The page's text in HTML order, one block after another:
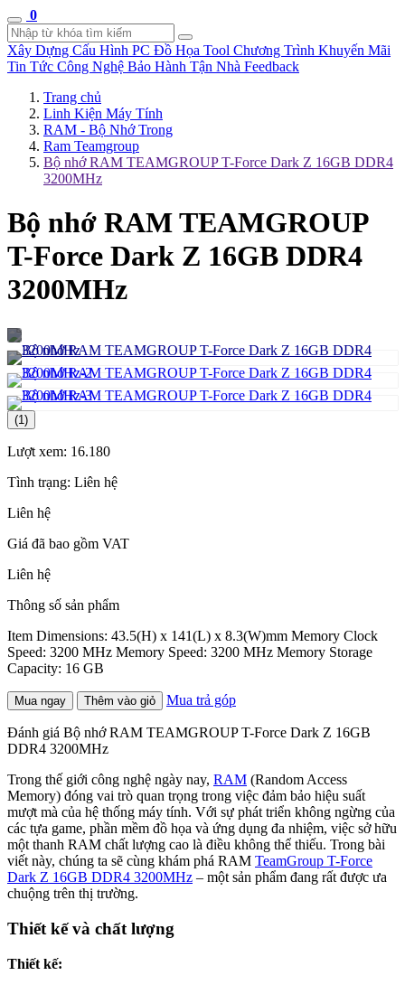
0
Xây Dựng Cấu Hình PC Đồ Họa Tool Chương Trình Khuyến Mãi
Tin Tức Công Nghệ Bảo Hành Tận Nhà Feedback
Trang chủ
Linh Kiện Máy Tính
RAM - Bộ Nhớ Trong
Ram Teamgroup
Bộ nhớ RAM TEAMGROUP T-Force Dark Z 16GB DDR4
3200MHz
Bộ nhớ RAM TEAMGROUP
T-Force Dark Z 16GB DDR4
3200MHz
(1)
Lượt xem: 16.180
Tình trạng: Liên hệ
Liên hệ
Giá đã bao gồm VAT
Liên hệ
Thông số sản phẩm
Item Dimensions: 43.5(H) x 141(L) x 8.3(W)mm Memory Clock
Speed: 3200 MHz Memory Speed: 3200 MHz Memory Storage
Capacity: 16 GB
Mua ngay Thêm vào giỏ Mua trả góp
Đánh giá Bộ nhớ RAM TEAMGROUP T-Force Dark Z 16GB
DDR4 3200MHz
Trong thế giới công nghệ ngày nay, RAM (Random Access
Memory) đóng vai trò quan trọng trong việc đảm bảo hiệu suất
mượt mà của hệ thống máy tính. Với sự phát triển không ngừng của
các tựa game, phần mềm đồ họa và ứng dụng đa nhiệm, việc sở hữu
một thanh RAM chất lượng cao là điều không thể thiếu. Trong bài
viết này, chúng ta sẽ cùng khám phá RAM TeamGroup T-Force
Dark Z 16GB DDR4 3200MHz – một sản phẩm đang rất được ưa
chuộng trên thị trường.
Thiết kế và chất lượng
Thiết kế: